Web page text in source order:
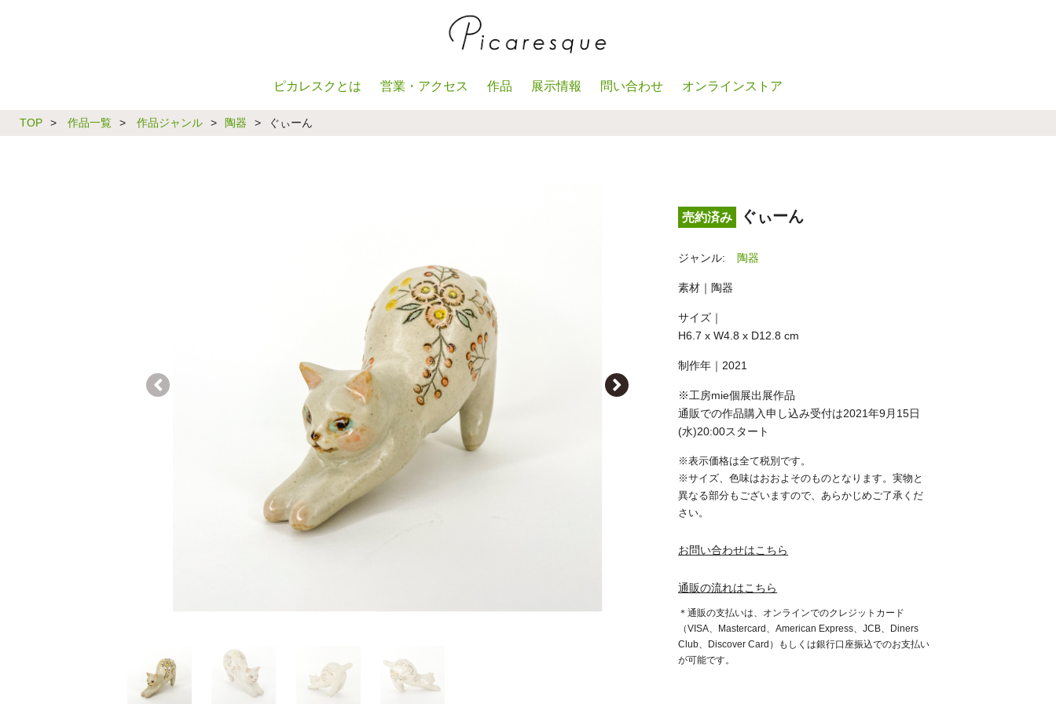
ピカレスクとは 営業・アクセス 作品 展示情報 問い合わせ オンラインストア
TOP > 作品一覧 > 作品ジャンル > 陶器 > ぐぃーん
売約済み ぐぃーん
ジャンル: 陶器
素材｜陶器
サイズ｜
H6.7 x W4.8 x D12.8 cm
制作年｜2021
※工房mie個展出展作品
通販での作品購入申し込み受付は2021年9月15日
(水)20:00スタート
※表示価格は全て税別です。
※サイズ、色味はおおよそのものとなります。実物と
異なる部分もございますので、あらかじめご了承くだ
さい。
お問い合わせはこちら
通販の流れはこちら
＊通販の支払いは、オンラインでのクレジットカード
（VISA、Mastercard、American Express、JCB、Diners
Club、Discover Card）もしくは銀行口座振込でのお支払い
が可能です。